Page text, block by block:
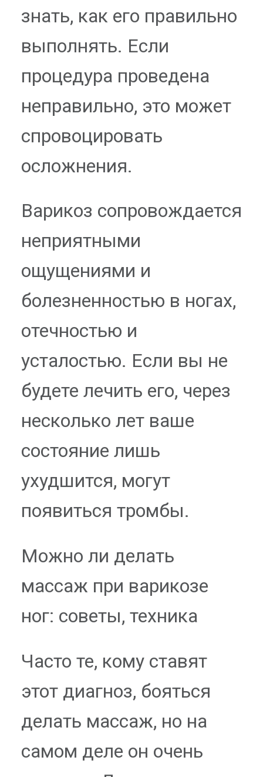
знать, как его правильно
выполнять. Если
процедура проведена
неправильно, это может
спровоцировать
осложнения.
Варикоз сопровождается
неприятными
ощущениями и
болезненностью в ногах,
отечностью и
усталостью. Если вы не
будете лечить его, через
несколько лет ваше
состояние лишь
ухудшится, могут
появиться тромбы.
Можно ли делать
массаж при варикозе
ног: советы, техника
Часто те, кому ставят
этот диагноз, бояться
делать массаж, но на
самом деле он очень